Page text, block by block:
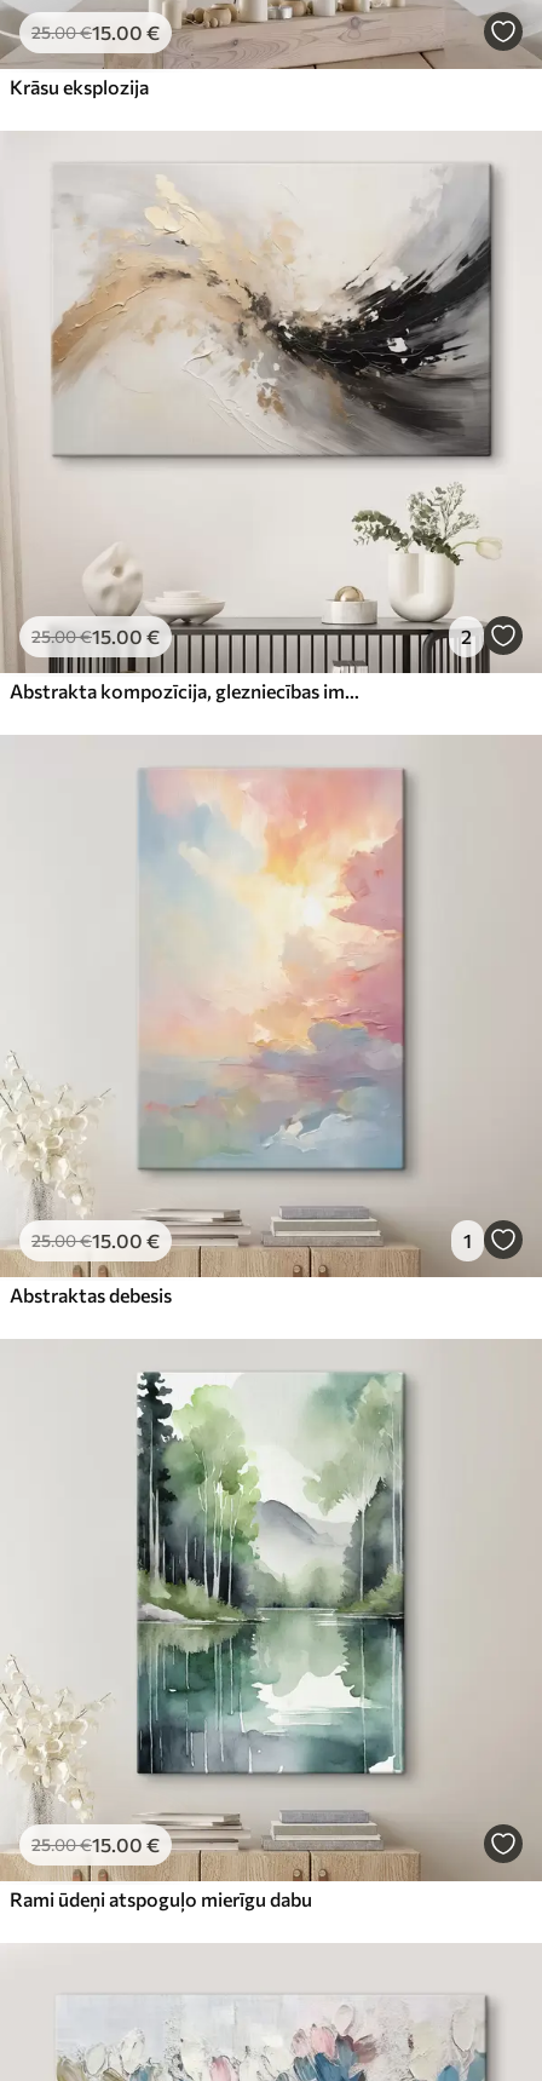
25.00€15.00 €
Krāsu eksplozija
25.00€15.00 € 2
Abstrakta kompozīcija, glezniecības imitācija
25.00€15.00 € 1
Abstraktas debesis
25.00€15.00 €
Rami ūdeņi atspoguļo mierīgu dabu